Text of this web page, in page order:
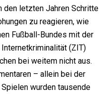
den letzten Jahren Schritte
zu reagieren, wie
Fußball-Bundes mit der
(ZIT)
bei weitem nicht aus.
– allein bei der
wurden tausende